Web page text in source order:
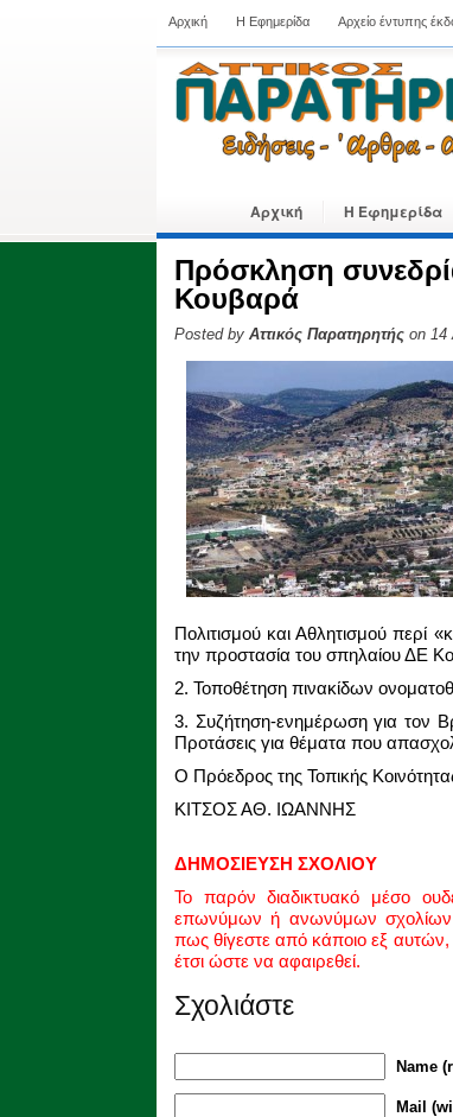
Αρχική Η Εφημερίδα Αρχείο έντυπης
Αρχική Η Εφημερίδα
Πρόσκληση
Κουβαρά
Posted by Αττικός Παρατηρητής on 14
Πολιτισμού και Αθλητισμού περί
την προστασία του σπηλαίου ΔΕ
2. Τοποθέτηση πινακίδων
3. Συζήτηση-ενημέρωση για τον
Προτάσεις για θέματα που
Ο Πρόεδρος της Τοπικής
ΚΙΤΣΟΣ ΑΘ. ΙΩΑΝΝΗΣ
ΔΗΜΟΣΙΕΥΣΗ ΣΧΟΛΙΟΥ
Το παρόν διαδικτυακό μέσο
επωνύμων ή ανωνύμων σχολίων
πως θίγεστε από κάποιο εξ
έτσι ώστε να αφαιρεθεί.
Σχολιάστε
Name
Mail